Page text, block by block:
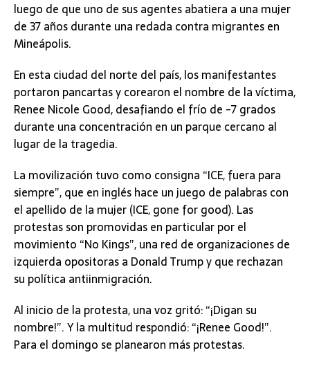
luego de que uno de sus agentes abatiera a una mujer
de 37 años durante una redada contra migrantes en
Mineápolis.
En esta ciudad del norte del país, los manifestantes
portaron pancartas y corearon el nombre de la víctima,
Renee Nicole Good, desafiando el frío de -7 grados
durante una concentración en un parque cercano al
lugar de la tragedia.
La movilización tuvo como consigna “ICE, fuera para
siempre”, que en inglés hace un juego de palabras con
el apellido de la mujer (ICE, gone for good). Las
protestas son promovidas en particular por el
movimiento “No Kings”, una red de organizaciones de
izquierda opositoras a Donald Trump y que rechazan
su política antiinmigración.
Al inicio de la protesta, una voz gritó: “¡Digan su
nombre!”. Y la multitud respondió: “¡Renee Good!”.
Para el domingo se planearon más protestas.